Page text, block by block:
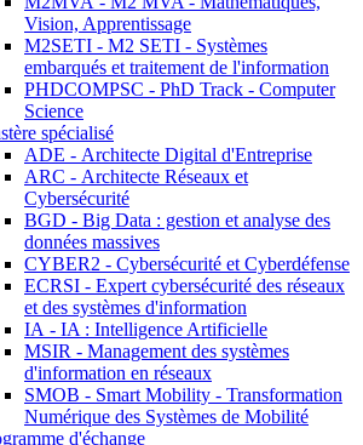
Vision, Apprentissage
M2SETI - M2 SETI - Systèmes
embarqués et traitement de l'information
PHDCOMPSC - PhD Track - Computer
Science
spécialisé
ADE - Architecte Digital d'Entreprise
ARC - Architecte Réseaux et
Cybersécurité
BGD - Big Data : gestion et analyse des
données massives
CYBER2 - Cybersécurité et Cyberdéfense
ECRSI - Expert cybersécurité des réseaux
et des systèmes d'information
IA - IA : Intelligence Artificielle
MSIR - Management des systèmes
d'information en réseaux
SMOB - Smart Mobility - Transformation
Numérique des Systèmes de Mobilité
d'échange